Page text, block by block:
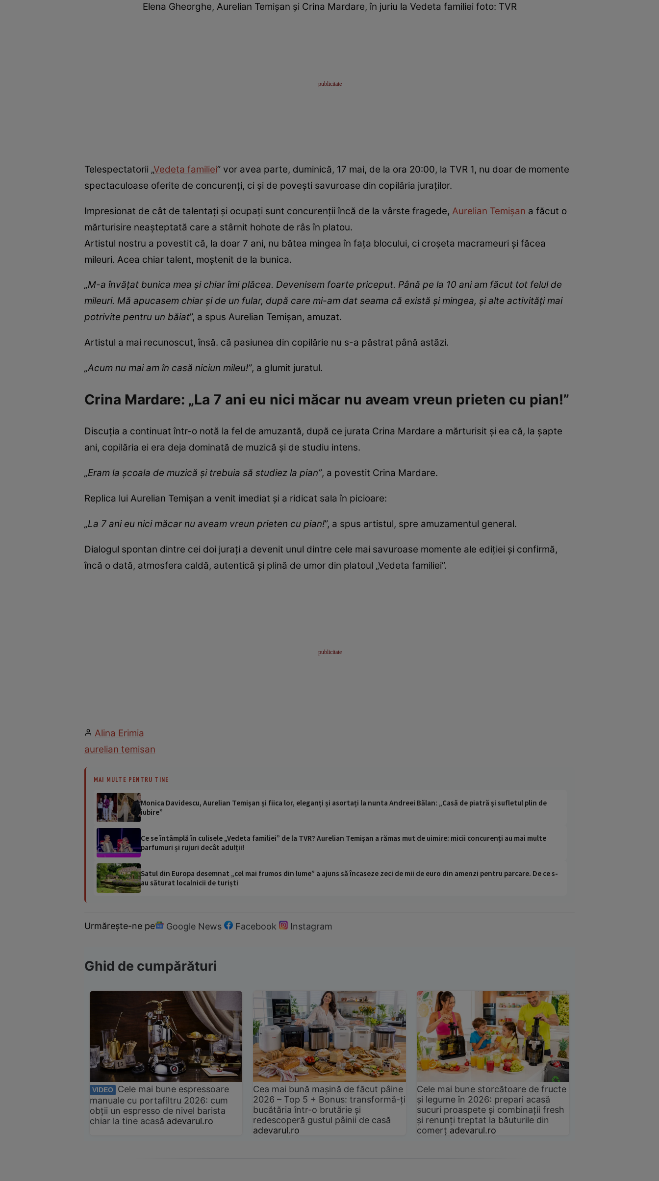
Elena Gheorghe, Aurelian Temișan și Crina Mardare, în juriu la Vedeta familiei foto: TVR
Telespectatorii „Vedeta familiei” vor avea parte, duminică, 17 mai, de la ora 20:00, la TVR 1, nu doar de momente
spectaculoase oferite de concurenți, ci și de povești savuroase din copilăria juraților.
Impresionat de cât de talentați și ocupați sunt concurenții încă de la vârste fragede, Aurelian Temișan a făcut o
mărturisire neașteptată care a stârnit hohote de râs în platou.
Artistul nostru a povestit că, la doar 7 ani, nu bătea mingea în fața blocului, ci croșeta macrameuri și făcea
mileuri. Acea chiar talent, moștenit de la bunica.
„M-a învățat bunica mea și chiar îmi plăcea. Devenisem foarte priceput. Până pe la 10 ani am făcut tot felul de
mileuri. Mă apucasem chiar și de un fular, după care mi-am dat seama că există și mingea, și alte activități mai
potrivite pentru un băiat”, a spus Aurelian Temișan, amuzat.
Artistul a mai recunoscut, însă. că pasiunea din copilărie nu s-a păstrat până astăzi.
„Acum nu mai am în casă niciun mileu!”, a glumit juratul.
Crina Mardare: „La 7 ani eu nici măcar nu aveam vreun prieten cu pian!”
Discuția a continuat într-o notă la fel de amuzantă, după ce jurata Crina Mardare a mărturisit și ea că, la șapte
ani, copilăria ei era deja dominată de muzică și de studiu intens.
„Eram la școala de muzică și trebuia să studiez la pian”, a povestit Crina Mardare.
Replica lui Aurelian Temișan a venit imediat și a ridicat sala în picioare:
„La 7 ani eu nici măcar nu aveam vreun prieten cu pian!”, a spus artistul, spre amuzamentul general.
Dialogul spontan dintre cei doi jurați a devenit unul dintre cele mai savuroase momente ale ediției și confirmă,
încă o dată, atmosfera caldă, autentică și plină de umor din platoul „Vedeta familiei”.
Alina Erimia
aurelian temisan
MAI MULTE PENTRU TINE
Monica Davidescu, Aurelian Temișan și fiica lor, eleganți și asortați la nunta Andreei Bălan: „Casă de piatră și sufletul plin de
iubire”
Ce se întâmplă în culisele „Vedeta familiei” de la TVR? Aurelian Temișan a rămas mut de uimire: micii concurenți au mai multe
parfumuri și rujuri decât adulții!
Satul din Europa desemnat „cel mai frumos din lume” a ajuns să încaseze zeci de mii de euro din amenzi pentru parcare. De ce s-
au săturat localnicii de turiști
Urmărește-ne pe Google News Facebook Instagram
Ghid de cumpărături
VIDEO
Cele mai bune espressoare
manuale cu portafiltru 2026: cum
obții un espresso de nivel barista
chiar la tine acasă adevarul.ro
Cea mai bună mașină de făcut pâine
2026 – Top 5 + Bonus: transformă-ți
bucătăria într-o brutărie și
redescoperă gustul pâinii de casă
adevarul.ro
Cele mai bune storcătoare de fructe
și legume în 2026: prepari acasă
sucuri proaspete și combinații fresh
și renunți treptat la băuturile din
comerț adevarul.ro